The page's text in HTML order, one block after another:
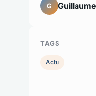
G Guillaume
TAGS
Actu